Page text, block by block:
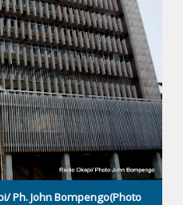
Ph. John Bompengo(Photo